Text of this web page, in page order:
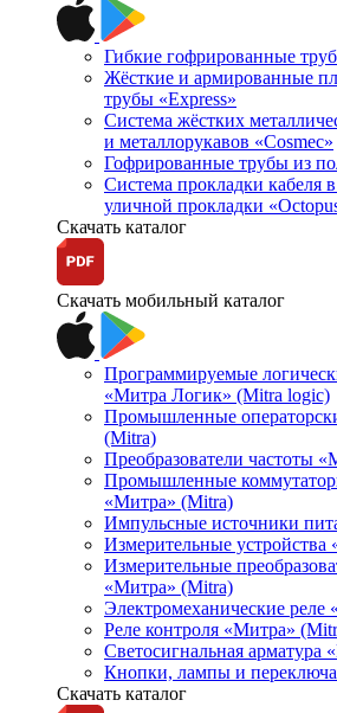
Гибкие гофрированные
Жёсткие и армированные
трубы «Express»
Система жёстких
и металлорукавов «Cosmec»
Гофрированные трубы из
Система прокладки кабеля
уличной прокладки
Скачать каталог
Скачать мобильный каталог
Программируемые
«Митра Логик» (Mitra logic)
Промышленные
(Mitra)
Преобразователи частоты
Промышленные
«Митра» (Mitra)
Импульсные источники
Измерительные
Измерительные
«Митра» (Mitra)
Электромеханические
Реле контроля «Митра»
Светосигнальная арматура
Кнопки, лампы и
Скачать каталог